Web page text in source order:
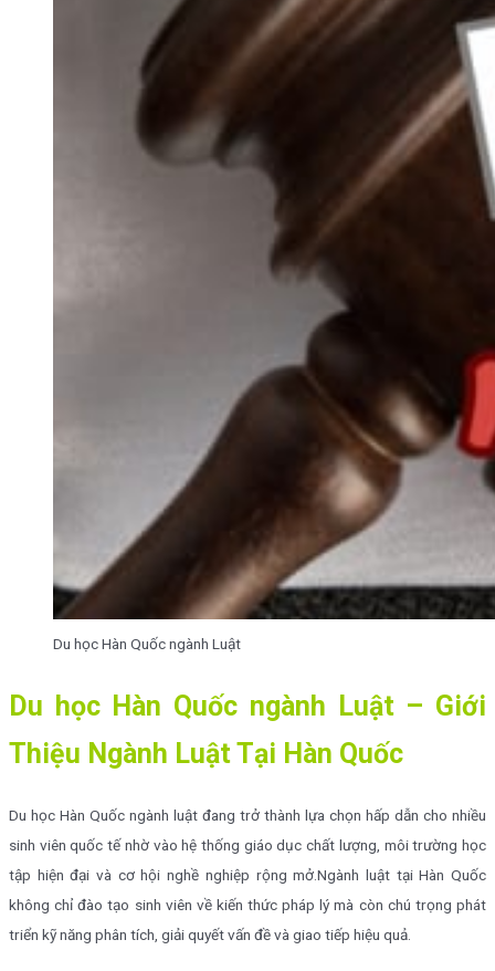
Du học Hàn Quốc ngành Luật
Du học Hàn Quốc ngành Luật – Giới
Thiệu Ngành Luật Tại Hàn Quốc
Du học Hàn Quốc ngành luật đang trở thành lựa chọn hấp dẫn cho nhiều
sinh viên quốc tế nhờ vào hệ thống giáo dục chất lượng, môi trường học
tập hiện đại và cơ hội nghề nghiệp rộng mở.Ngành luật tại Hàn Quốc
không chỉ đào tạo sinh viên về kiến thức pháp lý mà còn chú trọng phát
triển kỹ năng phân tích, giải quyết vấn đề và giao tiếp hiệu quả.